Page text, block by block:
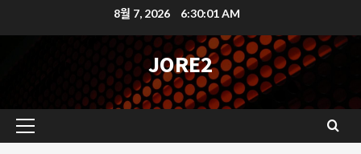
텐
가
8월 7, 2026 6:30:02 AM
JORE2
기